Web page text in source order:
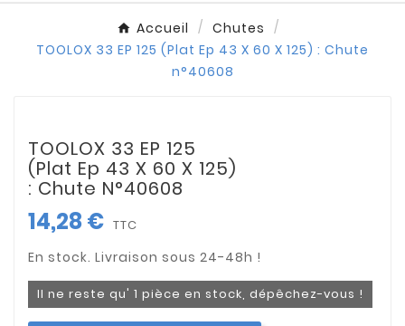
Accueil
Chutes
TOOLOX 33 EP 125 (Plat Ep 43 X 60 X 125) : Chute
n°40608
TOOLOX 33 EP 125
(Plat Ep 43 X 60 X 125)
: Chute N°40608
14,28 € TTC
Il ne reste qu' 1 pièce en stock, dépêchez-vous !